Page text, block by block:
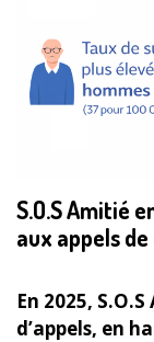
S.O.S Amitié
aux appels
En 2025,
d’appels, en